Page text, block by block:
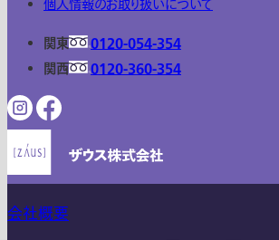
個人情報のお取り扱いについて
関東
0120-054-354
関西
0120-360-354
会社概要